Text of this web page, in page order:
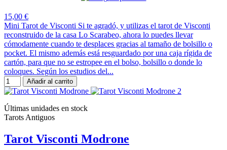
15,00 €
Mini Tarot de Visconti Si te agradó, y utilizas el tarot de Visconti
reconstruido de la casa Lo Scarabeo, ahora lo puedes llevar
cómodamente cuando te desplaces gracias al tamaño de bolsillo o
pocket. El mismo además está resguardado por una caja rígida de
cartón, para que no se estropee en el bolso, bolsillo o donde lo
coloques. Según los estudios del...
Añadir al carrito
Últimas unidades en stock
Tarots Antiguos
Tarot Visconti Modrone